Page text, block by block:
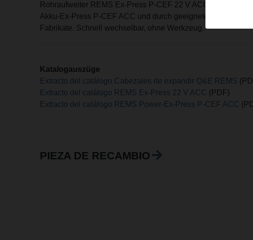
Rohraufweiter REMS Ex-Press P-CEF 22 V ACC, Akku-
Akku-Ex-Press P-CEF ACC und durch geeignete
Fabrikate. Schnell wechselbar, ohne Werkzeug.
Katalogauszüge
Extracto del catálogo Cabezales de expandir Q&E REMS
Extracto del catálogo REMS Ex-Press 22 V ACC (PDF)
Extracto del catálogo REMS Power-Ex-Press P-CEF ACC
PIEZA DE RECAMBIO